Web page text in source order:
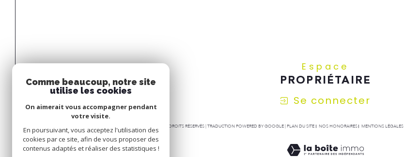
Espace
PROPRIÉTAIRE
Se connecter
© 2026 | TOUS DROITS RÉSERVÉS | TRADUCTION POWERED BY GOOGLE | PLAN DU SITE NOS HONORAIRES MENTIONS LÉGALES
Comme beaucoup, notre site
utilise les cookies
On aimerait vous accompagner pendant
votre visite.
En poursuivant, vous acceptez l'utilisation des
cookies par ce site, afin de vous proposer des
contenus adaptés et réaliser des statistiques !